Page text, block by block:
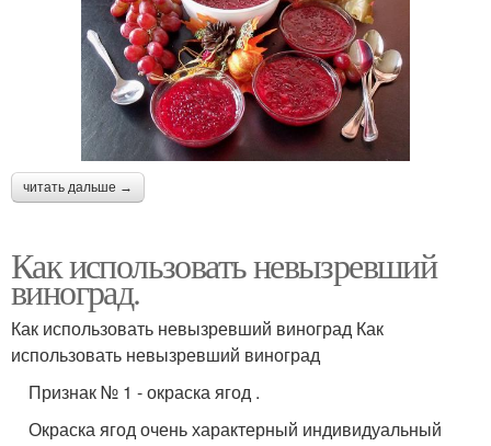
читать дальше →
Как использовать невызревший
виноград.
Как использовать невызревший виноград Как
использовать невызревший виноград
Признак № 1 - окраска ягод .
Окраска ягод очень характерный индивидуальный